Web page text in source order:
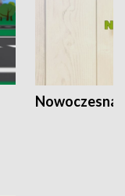
Nowoczesna